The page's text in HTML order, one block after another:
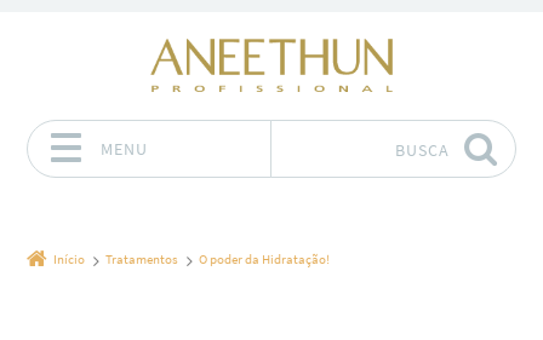
MENU BUSCA
Início Tratamentos O poder da Hidratação!